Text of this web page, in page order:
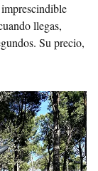
llegas,
Su precio,